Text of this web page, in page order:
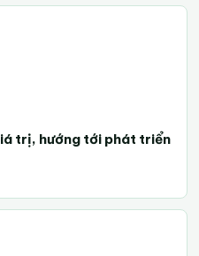
trị, hướng tới phát triển